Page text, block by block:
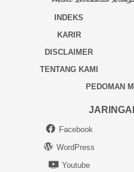
INDEKS
KARIR
DISCLAIMER
TENTANG KAMI
PEDOMAN
Facebook
WordPress
Youtube